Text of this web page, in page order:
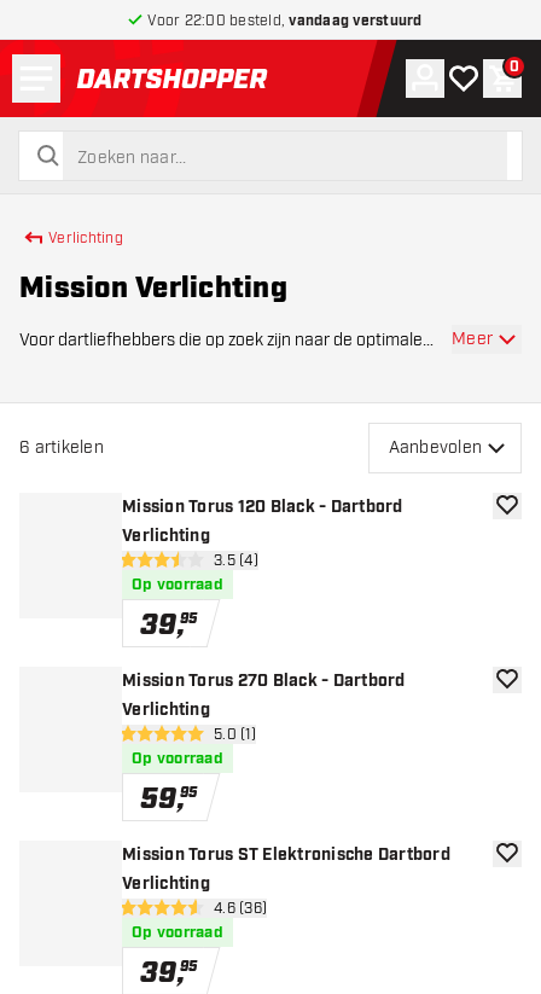
Voor 22:00 besteld,vandaag verstuurd
terug naar home pagina
zoeken
zoeken
Account
Mijn 0
Verlichting
Mission Verlichting
Voor dartliefhebbers die op zoek zijn naar de optimale
Meer
6 artikelen Aanbevolen
Mission Torus 120 Black - Dartbord
Verlichting
open reviews drawer
3.5 score sterren3.5 (4)
Op voorraad
39,95
Mission Torus 270 Black - Dartbord
Verlichting
open reviews drawer
5 score sterren5.0 (1)
Op voorraad
59,95
Mission Torus ST Elektronische Dartbord
Verlichting
open reviews drawer
4.6 score sterren4.6 (36)
Op voorraad
39,95